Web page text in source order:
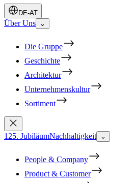
DE-AT
Über Uns ⌄
Die Gruppe
Geschichte
Architektur
Unternehmenskultur
Sortiment
125. JubiläumNachhaltigkeit ⌄
People & Company
Product & Customer